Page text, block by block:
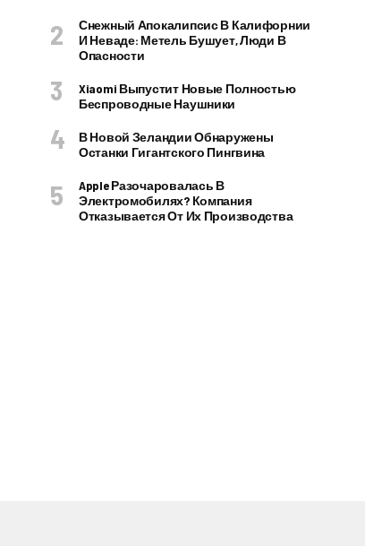
Снежный Апокалипсис В Калифорнии
И Неваде: Метель Бушует, Люди В
Опасности
Xiaomi Выпустит Новые Полностью
Беспроводные Наушники
В Новой Зеландии Обнаружены
Останки Гигантского Пингвина
Apple Разочаровалась В
Электромобилях? Компания
Отказывается От Их Производства